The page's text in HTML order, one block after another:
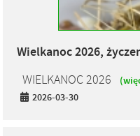
Wielkanoc 2026,
WIELKANOC 2026
2026-03-30